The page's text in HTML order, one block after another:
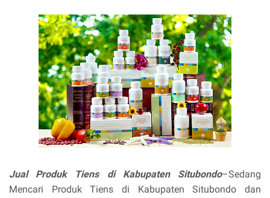
Jual Produk Tiens di Kabupaten Situbondo–Sedang
Mencari Produk Tiens di Kabupaten Situbondo dan